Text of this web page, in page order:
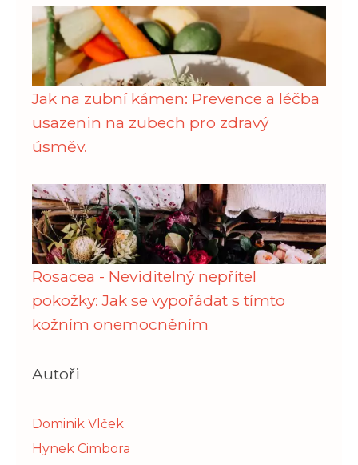
Jak na zubní kámen: Prevence a léčba
usazenin na zubech pro zdravý
úsměv.
Rosacea - Neviditelný nepřítel
pokožky: Jak se vypořádat s tímto
kožním onemocněním
Autoři
Dominik Vlček
Hynek Cimbora